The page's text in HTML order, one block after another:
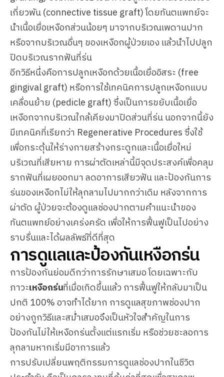
เกี่ยวพัน (connective tissue graft) โดยทันตแพทย์จะ
นำเนื้อเยื่อเหงือกส่วนน้อยๆ มาจากบริเวณเพดานปาก
หรือจากบริเวณอื่นๆ ของเหงือกผู้ป่วยเอง แล้วนำไปปลูก
ปิดบริเวณรากฟันที่ร่น
อีกวิธีหนึ่งคือการปลูกเหงือกด้วยเนื้อเยื่ออิสระ (free
gingival graft) หรือการใช้เทคนิคการปลูกเหงือกแบบ
เคลื่อนย้าย (pedicle graft) ซึ่งเป็นการขยับเนื้อเยื่อ
เหงือกจากบริเวณใกล้เคียงมาปิดส่วนที่ร่น นอกจากนี้ยัง
มีเทคนิคที่เรียกว่า Regenerative Procedures ซึ่งใช้
เพื่อกระตุ้นให้ร่างกายสร้างกระดูกและเนื้อเยื่อใหม่
บริเวณที่เสียหาย การผ่าตัดเหล่านี้มีจุดประสงค์เพื่อคลุม
รากฟันที่เผยออกมา ลดอาการเสียวฟัน และป้องกันการ
ร่นของเหงือกไม่ให้ลุกลามไปมากกว่าเดิม หลังจากการ
ผ่าตัด ผู้ป่วยจะต้องดูแลช่องปากตามคำแนะนำของ
ทันตแพทย์อย่างเคร่งครัด เพื่อให้การฟื้นฟูเป็นไปอย่าง
ราบรื่นและได้ผลลัพธ์ที่ดีที่สุด
การดูแลและป้องกันเหงือกร่น
การป้องกันย่อมดีกว่าการรักษาเสมอ โดยเฉพาะกับ
ภาวะเหงือกร่นที่เมื่อเกิดขึ้นแล้ว การฟื้นฟูให้กลับมาเป็น
ปกติ 100% อาจทำได้ยาก การดูแลสุขภาพช่องปาก
อย่างถูกวิธีและสม่ำเสมอจึงเป็นหัวใจสำคัญในการ
ป้องกันไม่ให้เหงือกร่นตั้งแต่แรกเริ่ม หรือช่วยชะลอการ
ลุกลามหากเริ่มมีอาการแล้ว
การปรับเปลี่ยนพฤติกรรมการดูแลช่องปากในชีวิต